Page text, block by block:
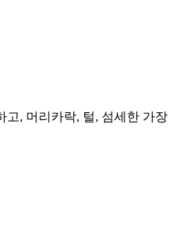
고, 머리카락, 털, 섬세한 가장